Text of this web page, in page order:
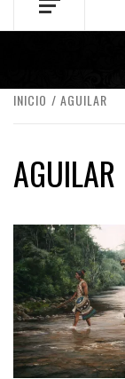
INICIO AGUILAR
AGUILAR